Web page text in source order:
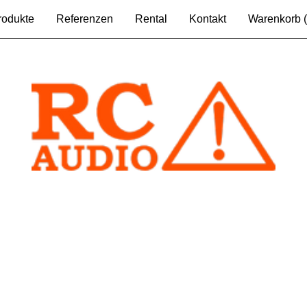
Referenzen Rental Kontakt Warenkorb (